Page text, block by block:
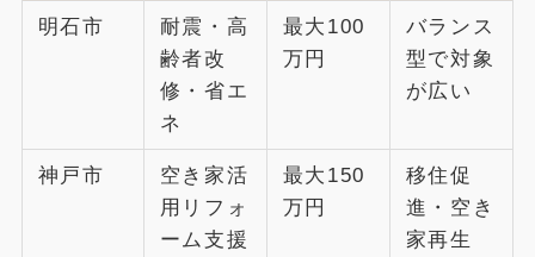
明石市
耐震・高
齢者改
修・省エ
ネ
最大100
万円
バランス
型で対象
が広い
神戸市
空き家活
用リフォ
ーム支援
最大150
万円
移住促
進・空き
家再生